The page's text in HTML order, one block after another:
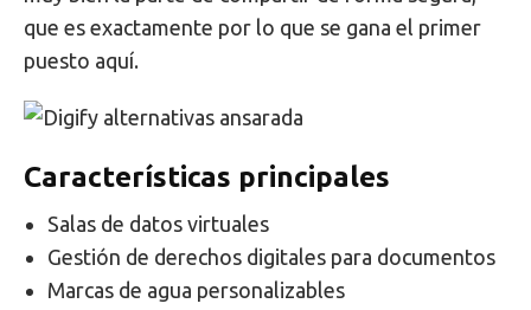
que es exactamente por lo que se gana el primer
puesto aquí.
Características principales
Salas de datos virtuales
Gestión de derechos digitales para documentos
Marcas de agua personalizables